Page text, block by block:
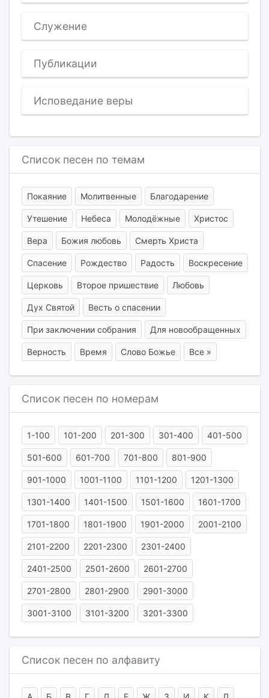
Служение
Публикации
Исповедание веры
Список песен по темам
Покаяние Молитвенные Благодарение
Утешение Небеса Молодёжные Христос
Вера Божия любовь Смерть Христа
Спасение Рождество Радость Воскресение
Церковь Второе пришествие Любовь
Дух Святой Весть о спасении
При заключении собрания Для новообращенных
Верность Время Слово Божье Все »
Список песен по номерам
1-100 101-200 201-300 301-400 401-500
501-600 601-700 701-800 801-900
901-1000 1001-1100 1101-1200 1201-1300
1301-1400 1401-1500 1501-1600 1601-1700
1701-1800 1801-1900 1901-2000 2001-2100
2101-2200 2201-2300 2301-2400
2401-2500 2501-2600 2601-2700
2701-2800 2801-2900 2901-3000
3001-3100 3101-3200 3201-3300
Список песен по алфавиту